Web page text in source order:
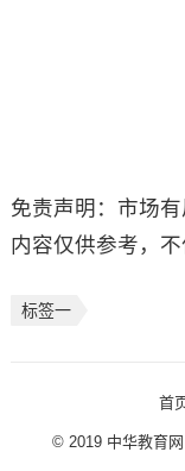
免责声明：市场
内容仅供参考，不
标签一
首
© 2019 中华教育